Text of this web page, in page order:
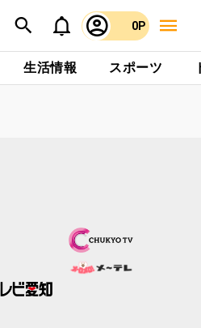
0P
生活情報 スポーツ